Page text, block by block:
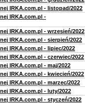
IRKA.com.pl - listopad/2022
IRKA.com.pl -
IRKA.com.pl - wrzesień/2022
IRKA.com.pl - sierpień/2022
IRKA.com.pl - lipiec/2022
IRKA.com.pl - czerwiec/2022
IRKA.com.pl - maj/2022
IRKA.com.pl - kwiecień/2022
IRKA.com.pl - marzec/2022
IRKA.com.pl - luty/2022
IRKA.com.pl - styczeń/2022